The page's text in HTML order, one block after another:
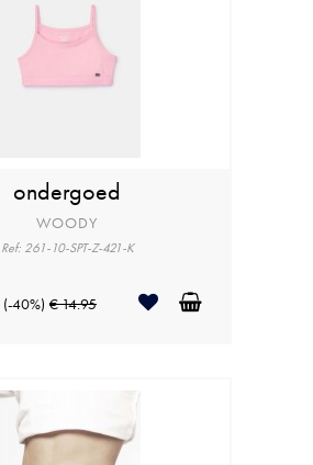
ondergoed
WOODY
Ref: 261-10-SPT-Z-421-K
(-40%) € 14.95